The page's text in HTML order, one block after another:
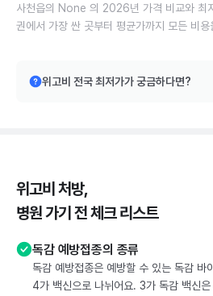
사천읍의 None 의 2026년 가격 비교와 최
권에서 가장 싼 곳부터 평균가까지 모든 비
위고비 전국 최저가가 궁금하다면?
위고비 처방,
병원 가기 전 체크 리스트
독감 예방접종의 종류
독감 예방접종은 예방할 수 있는 독감 바
4가 백신으로 나뉘어요. 3가 독감 백신